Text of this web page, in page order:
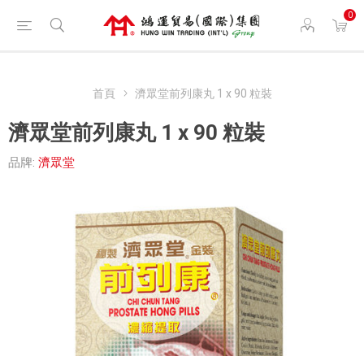
0
首頁 濟眾堂前列康丸 1 x 90 粒裝
濟眾堂前列康丸 1 x 90 粒裝
品牌: 濟眾堂